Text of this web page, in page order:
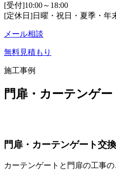
[受付]10:00～18:00
[定休日]日曜・祝日・夏季・年
メール相談
無料見積もり
施工事例
門扉・カーテンゲ
門扉・カーテンゲート交
カーテンゲートと門扉の工事の